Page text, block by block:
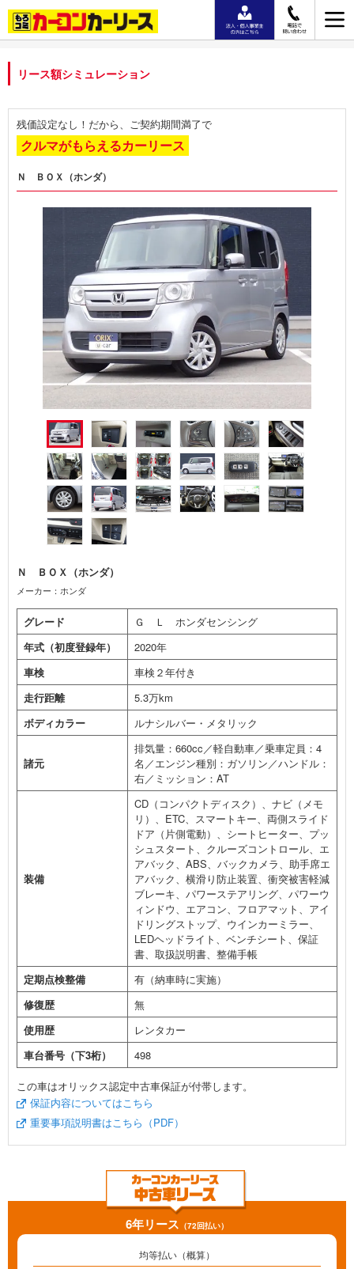
リース額シミュレーション
残価設定なし！だから、ご契約期間満了で
クルマがもらえるカーリース
Ｎ ＢＯＸ（ホンダ）
Ｎ ＢＯＸ（ホンダ）
メーカー：ホンダ
グレード
Ｇ Ｌ ホンダセンシング
年式（初度登録年）
2020年
車検
車検２年付き
走行距離
5.3万km
ボディカラー
ルナシルバー・メタリック
諸元
排気量：660cc／軽自動車／乗車定員：4
名／エンジン種別：ガソリン／ハンドル：
右／ミッション：AT
装備
CD（コンパクトディスク）、ナビ（メモ
リ）、ETC、スマートキー、両側スライド
ドア（片側電動）、シートヒーター、プッ
シュスタート、クルーズコントロール、エ
アバック、ABS、バックカメラ、助手席エ
アバック、横滑り防止装置、衝突被害軽減
ブレーキ、パワーステアリング、パワーウ
ィンドウ、エアコン、フロアマット、アイ
ドリングストップ、ウインカーミラー、
LEDヘッドライト、ベンチシート、保証
書、取扱説明書、整備手帳
定期点検整備
有（納車時に実施）
修復歴
無
使用歴
レンタカー
車台番号（下3桁）
498
この車はオリックス認定中古車保証が付帯します。
保証内容についてはこちら
重要事項説明書はこちら（PDF）
6年リース （72回払い）
均等払い（概算）